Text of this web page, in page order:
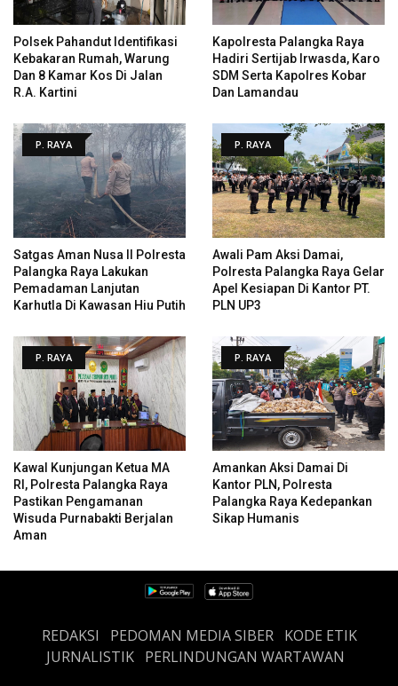
Polsek Pahandut Identifikasi
Kebakaran Rumah, Warung
Dan 8 Kamar Kos Di Jalan
R.A. Kartini
Kapolresta Palangka Raya
Hadiri Sertijab Irwasda, Karo
SDM Serta Kapolres Kobar
Dan Lamandau
P. RAYA
Satgas Aman Nusa II Polresta
Palangka Raya Lakukan
Pemadaman Lanjutan
Karhutla Di Kawasan Hiu Putih
P. RAYA
Awali Pam Aksi Damai,
Polresta Palangka Raya Gelar
Apel Kesiapan Di Kantor PT.
PLN UP3
P. RAYA
Kawal Kunjungan Ketua MA
RI, Polresta Palangka Raya
Pastikan Pengamanan
Wisuda Purnabakti Berjalan
Aman
P. RAYA
Amankan Aksi Damai Di
Kantor PLN, Polresta
Palangka Raya Kedepankan
Sikap Humanis
REDAKSI PEDOMAN MEDIA SIBER
KODE ETIK
JURNALISTIK PERLINDUNGAN WARTAWAN